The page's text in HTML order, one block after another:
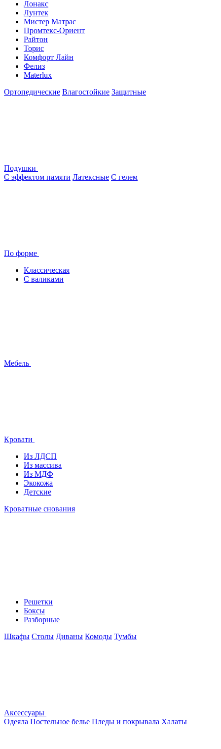
Лонакс
Лунтек
Мистер Матрас
Промтекс-Ориент
Райтон
Торис
Комфорт Лайн
Фелиз
Materlux
Ортопедические Влагостойкие Защитные
Подушки
С эффектом памяти Латексные С гелем
По форме
Классическая
С валиками
Мебель
Кровати
Из ЛДСП
Из массива
Из МДФ
Экокожа
Детские
Кроватные снования
Решетки
Боксы
Разборные
Шкафы Столы Диваны Комоды Тумбы
Аксессуары
Одеяла Постельное белье Пледы и покрывала Халаты